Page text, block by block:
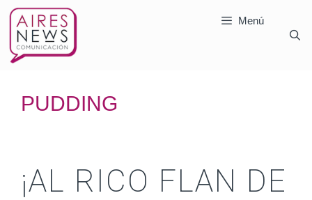
Menú
PUDDING
¡AL RICO FLAN DE